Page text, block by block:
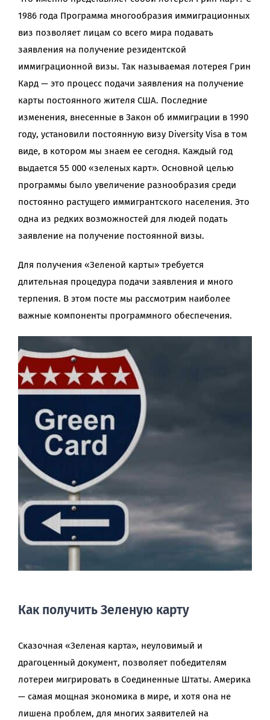
BLOG
1986 года Программа многообразия иммиграционных
виз позволяет лицам со всего мира подавать
заявления на получение резидентской
иммиграционной визы. Так называемая лотерея Грин
Кард — это процесс подачи заявления на получение
карты постоянного жителя США. Последние
изменения, внесенные в Закон об иммиграции в 1990
году, установили постоянную визу Diversity Visa в том
виде, в котором мы знаем ее сегодня. Каждый год
выдается 55 000 «зеленых карт». Основной целью
программы было увеличение разнообразия среди
постоянно растущего иммигрантского населения. Это
одна из редких возможностей для людей подать
заявление на получение постоянной визы.
Для получения «Зеленой карты» требуется
длительная процедура подачи заявления и много
терпения. В этом посте мы рассмотрим наиболее
важные компоненты программного обеспечения.
Как получить Зеленую карту
Сказочная «Зеленая карта», неуловимый и
драгоценный документ, позволяет победителям
лотереи мигрировать в Соединенные Штаты. Америка
— самая мощная экономика в мире, и хотя она не
лишена проблем, для многих заявителей на